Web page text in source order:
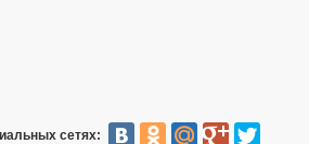
сетях: